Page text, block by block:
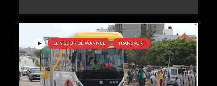
LE VISEUR DE WANNEL TRANSPORT